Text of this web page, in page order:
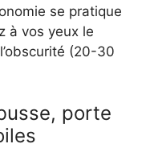
se pratique
à vos yeux le
(20-30
porte